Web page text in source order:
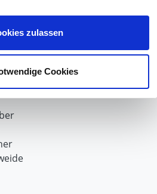
zulassen
Cookies
Weidetiere